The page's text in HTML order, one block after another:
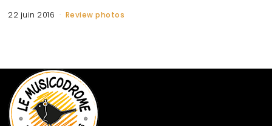
22 juin 2016 Review photos